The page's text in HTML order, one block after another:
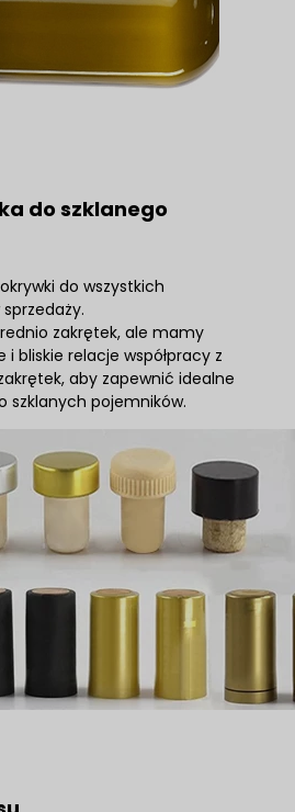
do szklanego
do wszystkich
zakrętek, ale mamy
bliskie relacje współpracy z
aby zapewnić idealne
szklanych pojemników.